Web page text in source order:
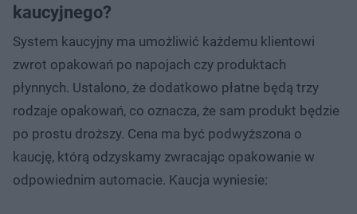
kaucyjnego?
System kaucyjny ma umożliwić każdemu klientowi
zwrot opakowań po napojach czy produktach
płynnych. Ustalono, że dodatkowo płatne będą trzy
rodzaje opakowań, co oznacza, że sam produkt będzie
po prostu droższy. Cena ma być podwyższona o
kaucję, którą odzyskamy zwracając opakowanie w
odpowiednim automacie. Kaucja wyniesie: